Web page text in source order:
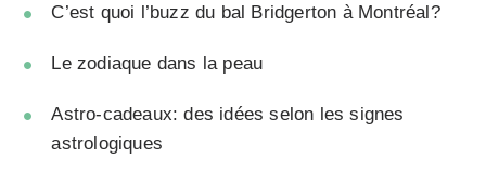
C’est quoi l’buzz du bal Bridgerton à Montréal?
Le zodiaque dans la peau
Astro-cadeaux: des idées selon les signes
astrologiques